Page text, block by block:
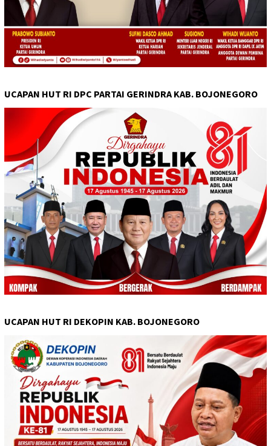
UCAPAN HUT RI DPC PARTAI GERINDRA KAB. BOJONEGORO
UCAPAN HUT RI DEKOPIN KAB. BOJONEGORO